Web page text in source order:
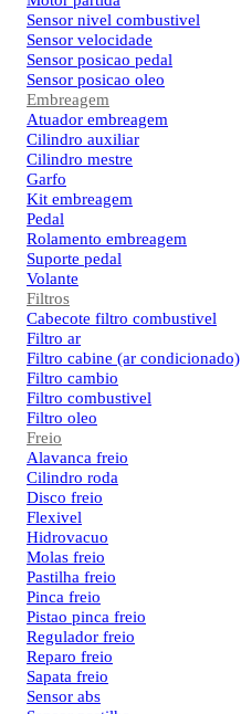
Sensor nivel combustivel
Sensor velocidade
Sensor posicao pedal
Sensor posicao oleo
Embreagem
Atuador embreagem
Cilindro auxiliar
Cilindro mestre
Garfo
Kit embreagem
Pedal
Rolamento embreagem
Suporte pedal
Volante
Filtros
Cabecote filtro combustivel
Filtro ar
Filtro cabine (ar condicionado)
Filtro cambio
Filtro combustivel
Filtro oleo
Freio
Alavanca freio
Cilindro roda
Disco freio
Flexivel
Hidrovacuo
Molas freio
Pastilha freio
Pinca freio
Pistao pinca freio
Regulador freio
Reparo freio
Sapata freio
Sensor abs